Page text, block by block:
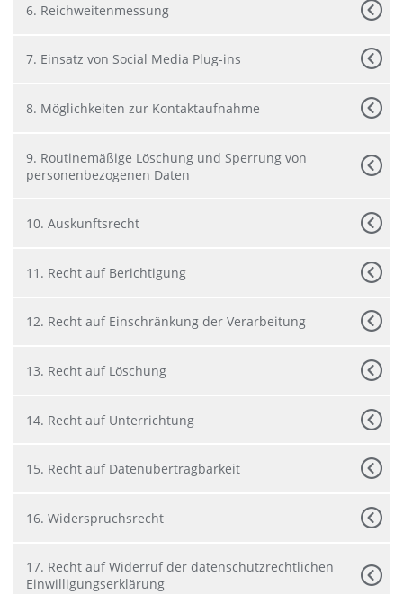
6. Reichweitenmessung
7. Einsatz von Social Media Plug-ins
8. Möglichkeiten zur Kontaktaufnahme
9. Routinemäßige Löschung und Sperrung von
personenbezogenen Daten
10. Auskunftsrecht
11. Recht auf Berichtigung
12. Recht auf Einschränkung der Verarbeitung
13. Recht auf Löschung
14. Recht auf Unterrichtung
15. Recht auf Datenübertragbarkeit
16. Widerspruchsrecht
17. Recht auf Widerruf der datenschutzrechtlichen
Einwilligungserklärung